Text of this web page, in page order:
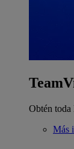
Obtén toda
Más